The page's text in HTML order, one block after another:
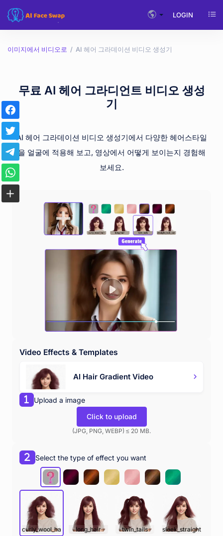
LOGIN
이미지에서 비디오로 AI 헤어 그라데이션 비디오 생성기
무료 AI 헤어 그라디언트 비디오 생성
기
AI 헤어 그라데이션 비디오 생성기에서 다양한 헤어스타일
을 얼굴에 적용해 보고, 영상에서 어떻게 보이는지 경험해
보세요.
Video Effects & Templates
AI Hair Gradient Video
Upload a image
Click to upload
(JPG, PNG, WEBP) ≤ 20 MB.
Select the type of effect you want
curly_wool_hair long_hair twin_tails sleek_straight